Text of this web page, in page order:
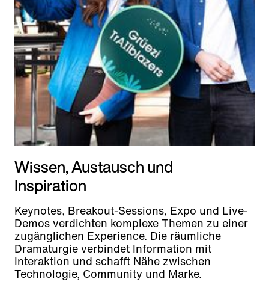
Wissen, Austausch und
Inspiration
Keynotes, Breakout-Sessions, Expo und Live-
Demos verdichten komplexe Themen zu einer
zugänglichen Experience. Die räumliche
Dramaturgie verbindet Information mit
Interaktion und schafft Nähe zwischen
Technologie, Community und Marke.